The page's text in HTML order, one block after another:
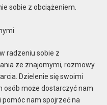
sobie z obciążeniem.
radzeniu sobie z
ze znajomymi, rozmowy
Dzielenie się swoimi
osób może dostarczyć nam
pomóc nam spojrzeć na